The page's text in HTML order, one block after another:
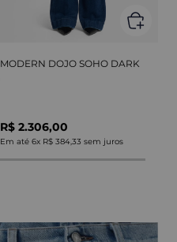
MODERN DOJO SOHO DARK
R$ 2.306,00
Em até 6x R$ 384,33 sem juros